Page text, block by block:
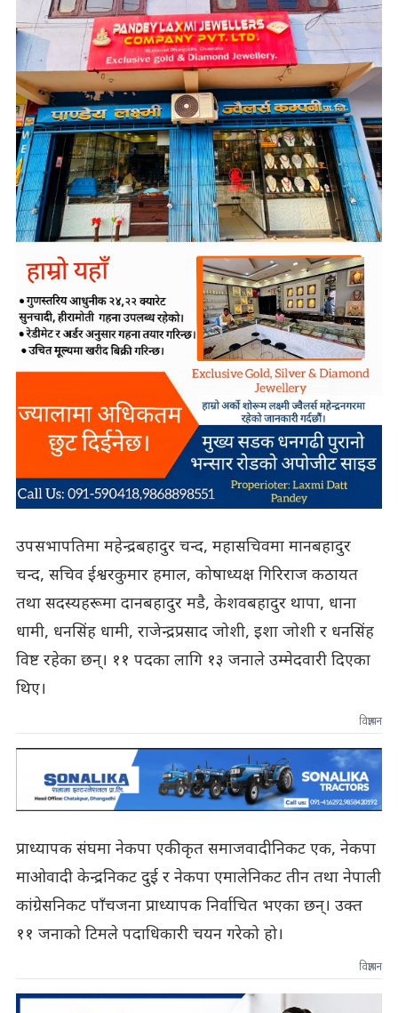
उपसभापतिमा महेन्द्रबहादुर चन्द, महासचिवमा मानबहादुर
चन्द, सचिव ईश्वरकुमार हमाल, कोषाध्यक्ष गिरिराज कठायत
तथा सदस्यहरूमा दानबहादुर मडै, केशवबहादुर थापा, धाना
धामी, धनसिंह धामी, राजेन्द्रप्रसाद जोशी, इशा जोशी र धनसिंह
विष्ट रहेका छन्। ११ पदका लागि १३ जनाले उम्मेदवारी दिएका
थिए।
विज्ञापन
प्राध्यापक संघमा नेकपा एकीकृत समाजवादीनिकट एक, नेकपा
माओवादी केन्द्रनिकट दुई र नेकपा एमालेनिकट तीन तथा नेपाली
कांग्रेसनिकट पाँचजना प्राध्यापक निर्वाचित भएका छन्। उक्त
११ जनाको टिमले पदाधिकारी चयन गरेको हो।
विज्ञापन